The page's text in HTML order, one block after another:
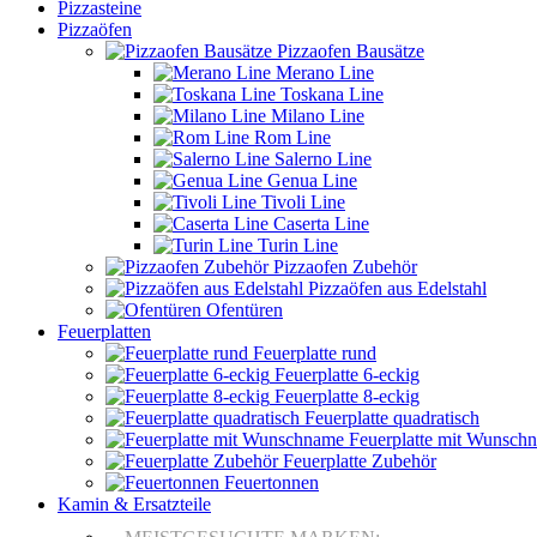
Pizzasteine
Pizzaöfen
Pizzaofen Bausätze
Merano Line
Toskana Line
Milano Line
Rom Line
Salerno Line
Genua Line
Tivoli Line
Caserta Line
Turin Line
Pizzaofen Zubehör
Pizzaöfen aus Edelstahl
Ofentüren
Feuerplatten
Feuerplatte rund
Feuerplatte 6-eckig
Feuerplatte 8-eckig
Feuerplatte quadratisch
Feuerplatte mit
Feuerplatte Zubehör
Feuertonnen
Kamin & Ersatzteile